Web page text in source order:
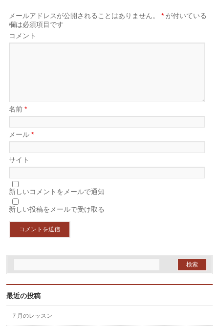
メールアドレスが公開されることはありません。 * が付いている
欄は必須項目です
コメント
名前*
メール*
サイト
新しいコメントをメールで通知
新しい投稿をメールで受け取る
最近の投稿
７月のレッスン